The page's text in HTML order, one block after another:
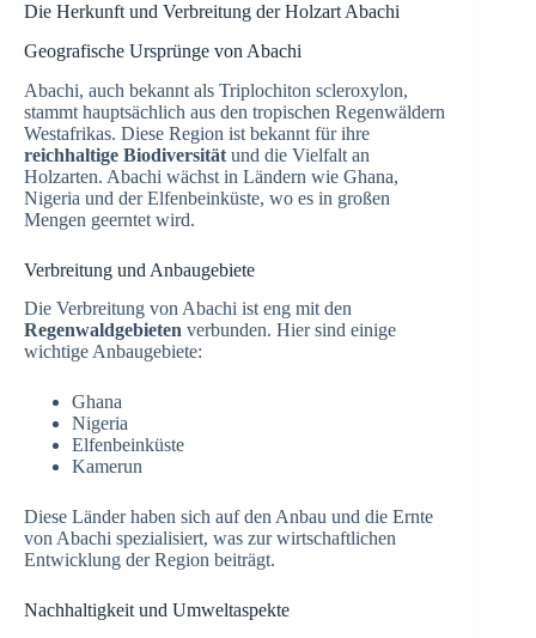
Die Herkunft und Verbreitung der Holzart Abachi
Geografische Ursprünge von Abachi
Abachi, auch bekannt als Triplochiton scleroxylon,
stammt hauptsächlich aus den tropischen Regenwäldern
Westafrikas. Diese Region ist bekannt für ihre
reichhaltige Biodiversität und die Vielfalt an
Holzarten. Abachi wächst in Ländern wie Ghana,
Nigeria und der Elfenbeinküste, wo es in großen
Mengen geerntet wird.
Verbreitung und Anbaugebiete
Die Verbreitung von Abachi ist eng mit den
Regenwaldgebieten verbunden. Hier sind einige
wichtige Anbaugebiete:
Ghana
Nigeria
Elfenbeinküste
Kamerun
Diese Länder haben sich auf den Anbau und die Ernte
von Abachi spezialisiert, was zur wirtschaftlichen
Entwicklung der Region beiträgt.
Nachhaltigkeit und Umweltaspekte